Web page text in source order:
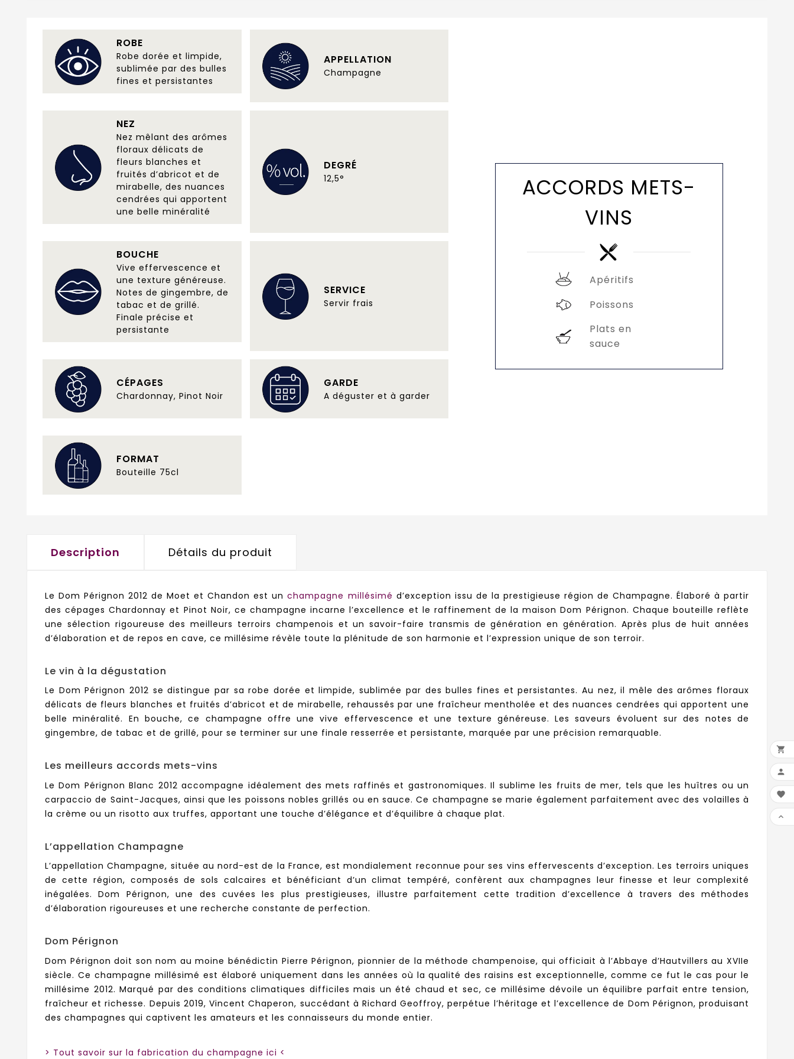
ROBE
Robe dorée et limpide,
sublimée par des bulles
fines et persistantes
APPELLATION
Champagne
NEZ
Nez mêlant des arômes
floraux délicats de
fleurs blanches et
fruités d’abricot et de
mirabelle, des nuances
cendrées qui apportent
une belle minéralité
DEGRÉ
12,5°
BOUCHE
Vive effervescence et
une texture généreuse.
Notes de gingembre, de
tabac et de grillé.
Finale précise et
persistante
SERVICE
Servir frais
CÉPAGES
Chardonnay, Pinot Noir
GARDE
A déguster et à garder
FORMAT
Bouteille 75cl
ACCORDS METS-
VINS
Apéritifs
Poissons
Plats en
sauce
Description Détails du produit
Le Dom Pérignon 2012 de Moet et Chandon est unchampagne millésimé d’exception issu de la prestigieuse région de Champagne. Élaboré à partir
des cépages Chardonnay et Pinot Noir, ce champagne incarne l’excellence et le raffinement de la maison Dom Pérignon. Chaque bouteille reflète
une sélection rigoureuse des meilleurs terroirs champenois et un savoir-faire transmis de génération en génération. Après plus de huit années
d’élaboration et de repos en cave, ce millésime révèle toute la plénitude de son harmonie et l’expression unique de son terroir.
Le vin à la dégustation
Le Dom Pérignon 2012 se distingue par sa robe dorée et limpide, sublimée par des bulles fines et persistantes. Au nez, il mêle des arômes floraux
délicats de fleurs blanches et fruités d’abricot et de mirabelle, rehaussés par une fraîcheur mentholée et des nuances cendrées qui apportent une
belle minéralité. En bouche, ce champagne offre une vive effervescence et une texture généreuse. Les saveurs évoluent sur des notes de
gingembre, de tabac et de grillé, pour se terminer sur une finale resserrée et persistante, marquée par une précision remarquable.
Les meilleurs accords mets-vins
Le Dom Pérignon Blanc 2012 accompagne idéalement des mets raffinés et gastronomiques. Il sublime les fruits de mer, tels que les huîtres ou un
carpaccio de Saint-Jacques, ainsi que les poissons nobles grillés ou en sauce. Ce champagne se marie également parfaitement avec des volailles à
la crème ou un risotto aux truffes, apportant une touche d’élégance et d’équilibre à chaque plat.
L’appellation Champagne
L’appellation Champagne, située au nord-est de la France, est mondialement reconnue pour ses vins effervescents d’exception. Les terroirs uniques
de cette région, composés de sols calcaires et bénéficiant d’un climat tempéré, confèrent aux champagnes leur finesse et leur complexité
inégalées. Dom Pérignon, une des cuvées les plus prestigieuses, illustre parfaitement cette tradition d’excellence à travers des méthodes
d’élaboration rigoureuses et une recherche constante de perfection.
Dom Pérignon
Dom Pérignon doit son nom au moine bénédictin Pierre Pérignon, pionnier de la méthode champenoise, qui officiait à l’Abbaye d’Hautvillers au XVIIe
siècle. Ce champagne millésimé est élaboré uniquement dans les années où la qualité des raisins est exceptionnelle, comme ce fut le cas pour le
millésime 2012. Marqué par des conditions climatiques difficiles mais un été chaud et sec, ce millésime dévoile un équilibre parfait entre tension,
fraîcheur et richesse. Depuis 2019, Vincent Chaperon, succédant à Richard Geoffroy, perpétue l’héritage et l’excellence de Dom Pérignon, produisant
des champagnes qui captivent les amateurs et les connaisseurs du monde entier.
> Tout savoir sur la fabrication du champagne ici <



